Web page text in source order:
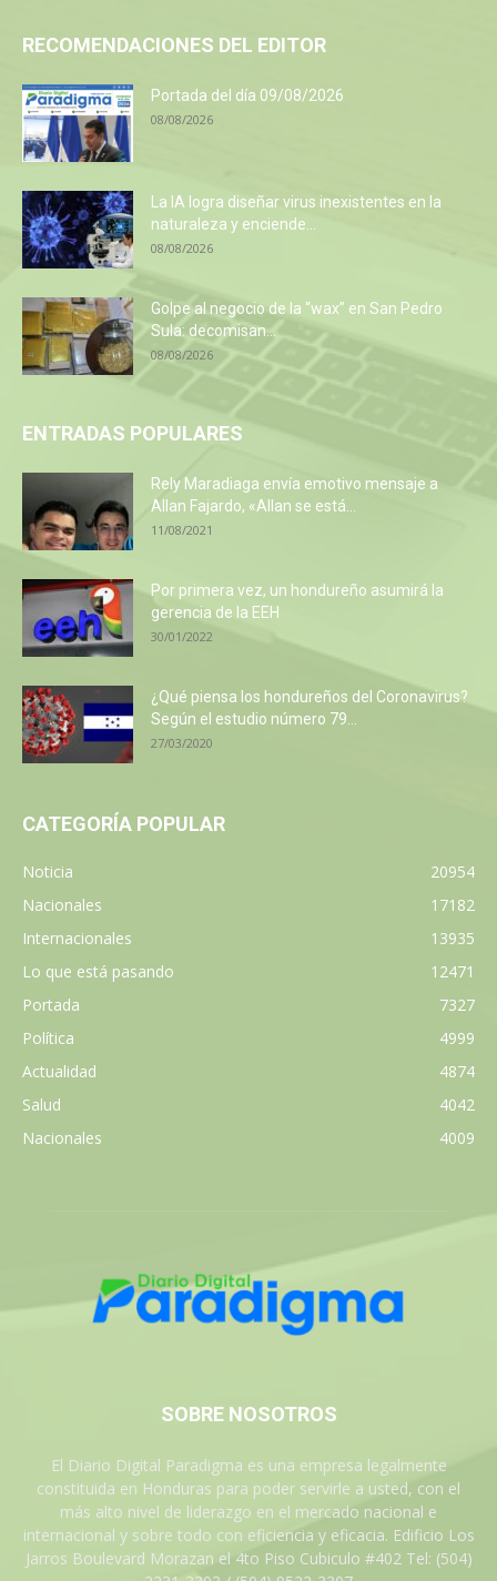
RECOMENDACIONES DEL EDITOR
Portada del día 09/08/2026
08/08/2026
La IA logra diseñar virus inexistentes en la
naturaleza y enciende...
08/08/2026
Golpe al negocio de la “wax” en San Pedro
Sula: decomisan...
08/08/2026
ENTRADAS POPULARES
Rely Maradiaga envía emotivo mensaje a
Allan Fajardo, «Allan se está...
11/08/2021
Por primera vez, un hondureño asumirá la
gerencia de la EEH
30/01/2022
¿Qué piensa los hondureños del Coronavirus?
Según el estudio número 79...
27/03/2020
CATEGORÍA POPULAR
Noticia
20954
Nacionales
17182
Internacionales
13935
Lo que está pasando
12471
Portada
7327
Política
4999
Actualidad
4874
Salud
4042
Nacionales
4009
SOBRE NOSOTROS
El Diario Digital Paradigma es una empresa legalmente
constituida en Honduras para poder servirle a usted, con el
más alto nivel de liderazgo en el mercado nacional e
internacional y sobre todo con eficiencia y eficacia. Edificio Los
Jarros Boulevard Morazan el 4to Piso Cubiculo #402 Tel: (504)